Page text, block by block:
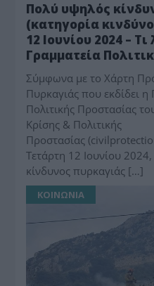
Πολύ υψηλός
(κατηγορία
12 Ιουνίου 2024 – Τι
Γραμματεία
Σύμφωνα με το Χάρτη
Πυρκαγιάς που εκδίδει η
Πολιτικής Προστασίας
Κρίσης & Πολιτικής
Προστασίας
Τετάρτη 12 Ιουνίου
κίνδυνος πυρκαγιάς […]
ΚΟΙΝΩΝΙΑ